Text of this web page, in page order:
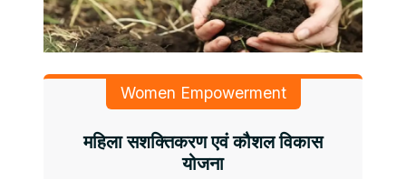
Women Empowerment
महिला सशक्तिकरण एवं कौशल विकास
योजना